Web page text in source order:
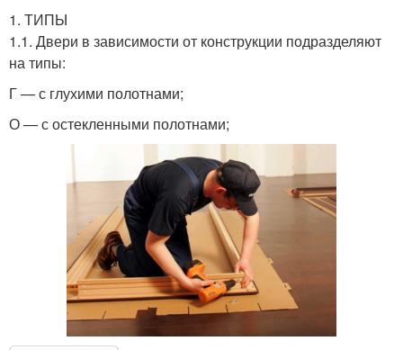
1. ТИПЫ
1.1. Двери в зависимости от конструкции подразделяют
на типы:
Г — с глухими полотнами;
О — с остекленными полотнами;